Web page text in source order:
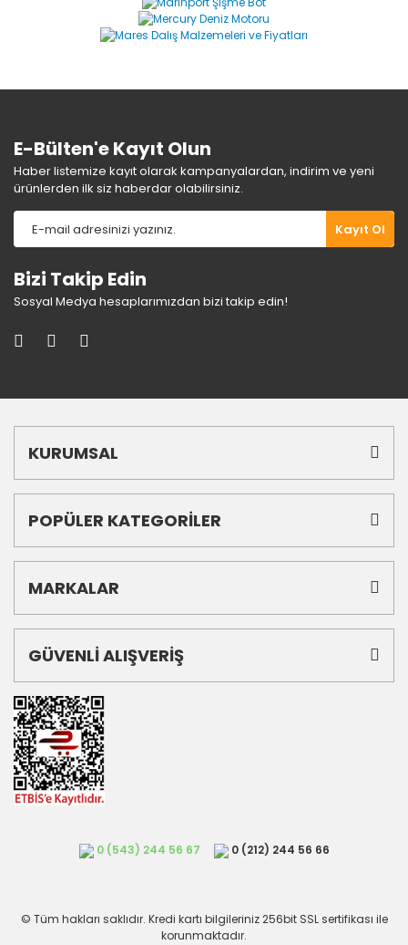
E-Bülten'e Kayıt Olun
Haber listemize kayıt olarak kampanyalardan, indirim ve yeni
ürünlerden ilk siz haberdar olabilirsiniz.
Kayıt Ol
Bizi Takip Edin
Sosyal Medya hesaplarımızdan bizi takip edin!
KURUMSAL
POPÜLER KATEGORİLER
MARKALAR
GÜVENLİ ALIŞVERİŞ
0 (543) 244 56 67 0 (212) 244 56 66
© Tüm hakları saklıdır. Kredi kartı bilgileriniz 256bit SSL sertifikası ile
korunmaktadır.